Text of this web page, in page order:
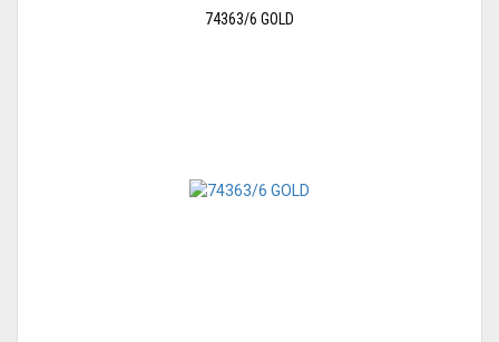
74363/6 GOLD